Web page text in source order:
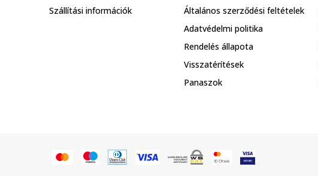
Szállítási információk
Általános szerződési feltételek
Adatvédelmi politika
Rendelés állapota
Visszatérítések
Panaszok